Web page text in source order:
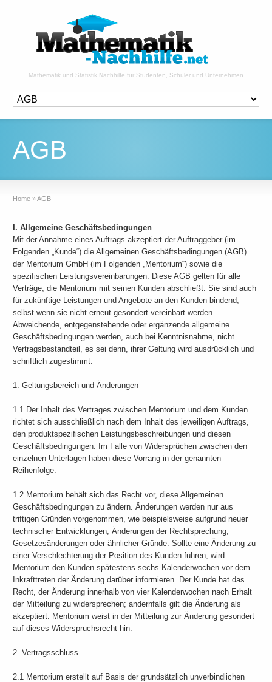
Mathematik und Statistik Nachhilfe für Studenten, Schüler und Unternehmen
AGB
Home »AGB
I. Allgemeine Geschäftsbedingungen
Mit der Annahme eines Auftrags akzeptiert der Auftraggeber (im
Folgenden „Kunde“) die Allgemeinen Geschäftsbedingungen (AGB)
der Mentorium GmbH (im Folgenden „Mentorium“) sowie die
spezifischen Leistungsvereinbarungen. Diese AGB gelten für alle
Verträge, die Mentorium mit seinen Kunden abschließt. Sie sind auch
für zukünftige Leistungen und Angebote an den Kunden bindend,
selbst wenn sie nicht erneut gesondert vereinbart werden.
Abweichende, entgegenstehende oder ergänzende allgemeine
Geschäftsbedingungen werden, auch bei Kenntnisnahme, nicht
Vertragsbestandteil, es sei denn, ihrer Geltung wird ausdrücklich und
schriftlich zugestimmt.
1. Geltungsbereich und Änderungen
1.1 Der Inhalt des Vertrages zwischen Mentorium und dem Kunden
richtet sich ausschließlich nach dem Inhalt des jeweiligen Auftrags,
den produktspezifischen Leistungsbeschreibungen und diesen
Geschäftsbedingungen. Im Falle von Widersprüchen zwischen den
einzelnen Unterlagen haben diese Vorrang in der genannten
Reihenfolge.
1.2 Mentorium behält sich das Recht vor, diese Allgemeinen
Geschäftsbedingungen zu ändern. Änderungen werden nur aus
triftigen Gründen vorgenommen, wie beispielsweise aufgrund neuer
technischer Entwicklungen, Änderungen der Rechtsprechung,
Gesetzesänderungen oder ähnlicher Gründe. Sollte eine Änderung zu
einer Verschlechterung der Position des Kunden führen, wird
Mentorium den Kunden spätestens sechs Kalenderwochen vor dem
Inkrafttreten der Änderung darüber informieren. Der Kunde hat das
Recht, der Änderung innerhalb von vier Kalenderwochen nach Erhalt
der Mitteilung zu widersprechen; andernfalls gilt die Änderung als
akzeptiert. Mentorium weist in der Mitteilung zur Änderung gesondert
auf dieses Widerspruchsrecht hin.
2. Vertragsschluss
2.1 Mentorium erstellt auf Basis der grundsätzlich unverbindlichen